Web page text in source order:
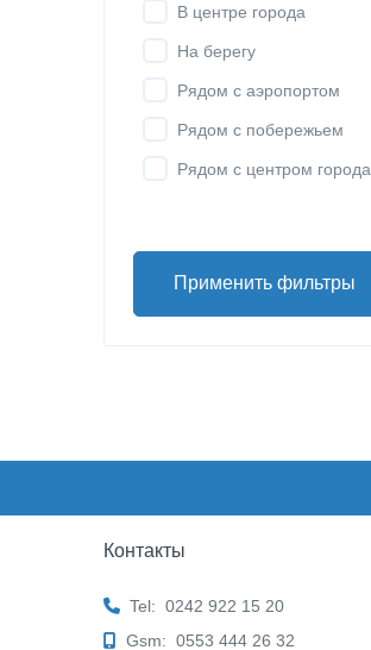
В центре города
На берегу
Рядом с аэропортом
Рядом с побережьем
Рядом с центром города
Применить фильтры
Контакты
Tel: 0242 922 15 20
Gsm: 0553 444 26 32